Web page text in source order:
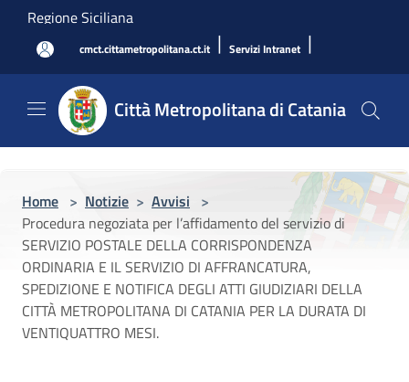
Salta al contenuto principale
Regione Siciliana
cmct.cittametropolitana.ct.it | Servizi Intranet |
Città Metropolitana di Catania
Home > Notizie > Avvisi >
Procedura negoziata per l’affidamento del servizio di
SERVIZIO POSTALE DELLA CORRISPONDENZA
ORDINARIA E IL SERVIZIO DI AFFRANCATURA,
SPEDIZIONE E NOTIFICA DEGLI ATTI GIUDIZIARI DELLA
CITTÀ METROPOLITANA DI CATANIA PER LA DURATA DI
VENTIQUATTRO MESI.